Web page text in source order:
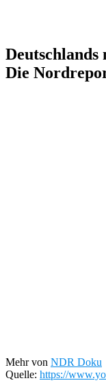
Deutschlands
Die
Mehr von NDR Doku
Quelle: https://